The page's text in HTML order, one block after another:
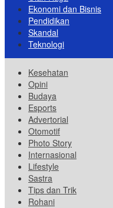
Ekonomi dan Bisnis
Pendidikan
Skandal
Teknologi
Kesehatan
Opini
Budaya
Esports
Advertorial
Otomotif
Photo Story
Internasional
Lifestyle
Sastra
Tips dan Trik
Rohani